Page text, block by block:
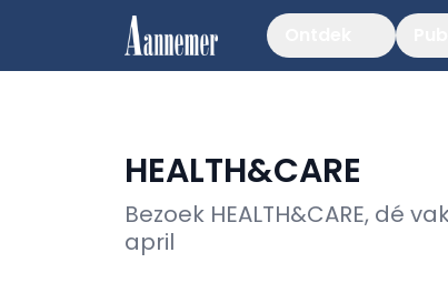
HEALTH&CARE
Bezoek HEALTH&CARE, dé
april